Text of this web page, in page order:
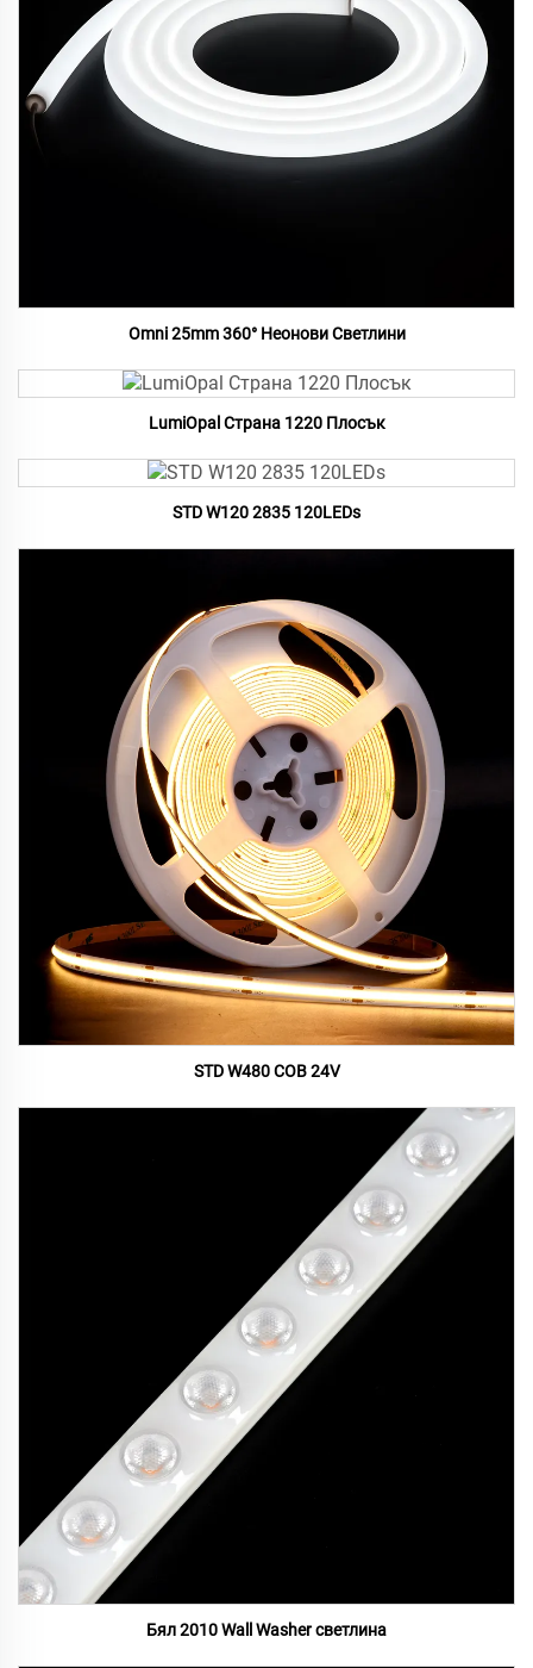
Omni 25mm 360° Неонови Светлини
LumiOpal Страна 1220 Плосък
STD W120 2835 120LEDs
STD W480 COB 24V
Бял 2010 Wall Washer светлина